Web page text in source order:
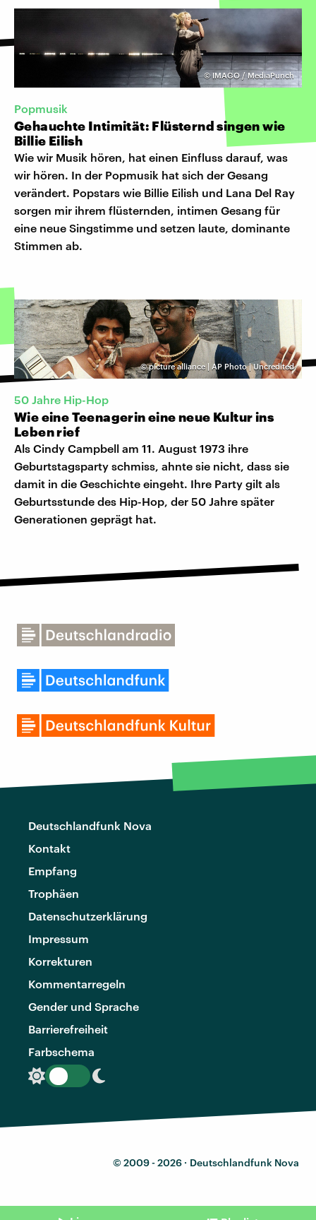
©IMAGO / MediaPunch
Popmusik
Gehauchte Intimität: Flüsternd singen wie
Billie Eilish
Wie wir Musik hören, hat einen Einfluss darauf, was
wir hören. In der Popmusik hat sich der Gesang
verändert. Popstars wie Billie Eilish und Lana Del Ray
sorgen mir ihrem flüsternden, intimen Gesang für
eine neue Singstimme und setzen laute, dominante
Stimmen ab.
©picture alliance | AP Photo | Uncredited
50 Jahre Hip-Hop
Wie eine Teenagerin eine neue Kultur ins
Leben rief
Als Cindy Campbell am 11. August 1973 ihre
Geburtstagsparty schmiss, ahnte sie nicht, dass sie
damit in die Geschichte eingeht. Ihre Party gilt als
Geburtsstunde des Hip-Hop, der 50 Jahre später
Generationen geprägt hat.
Deutschlandfunk Nova
Kontakt
Empfang
Trophäen
Datenschutzerklärung
Impressum
Korrekturen
Kommentarregeln
Gender und Sprache
Barrierefreiheit
Farbschema
© 2009 - 2026 · Deutschlandfunk Nova